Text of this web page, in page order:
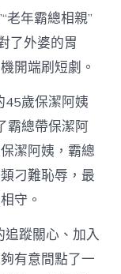
老年霸總相親”
了外婆的胃
開端刷短劇。
45歲保潔阿姨
霸總帶保潔阿
潔阿姨，霸總
刁難恥辱，最
守。
追蹤關心、加入
有意間點了一